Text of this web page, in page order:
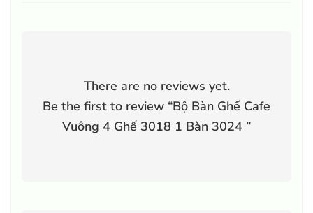
There are no reviews yet.
Be the first to review “Bộ Bàn Ghế Cafe
Vuông 4 Ghế 3018 1 Bàn 3024 ”